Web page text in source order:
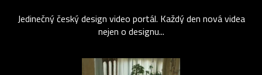
Jedinečný český design video portál. Každý den nová videa
nejen o designu...